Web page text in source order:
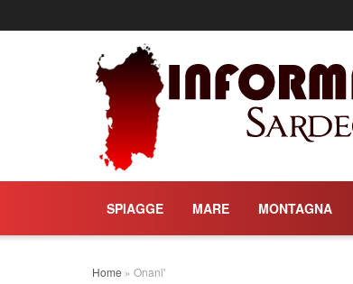
SPIAGGE MARE MONTAGNA
Home » Onani'